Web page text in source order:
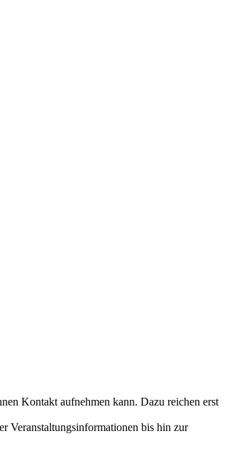
Kontakt aufnehmen kann. Dazu reichen erst
Veranstaltungsinformationen bis hin zur